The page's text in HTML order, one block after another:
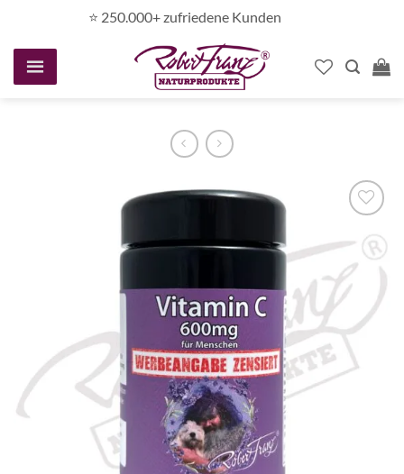
springen
⭐️ 250.000+ zufriedene Kunden
Wunschliste